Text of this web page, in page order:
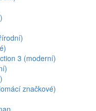
3 (moderní)
značkové)